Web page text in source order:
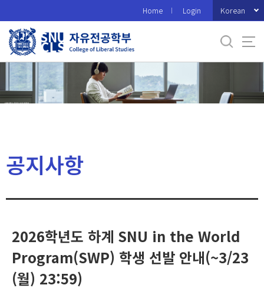
로
메
Home Login Korean
공지사항
2026학년도 하계 SNU in the World
Program(SWP) 학생 선발 안내(~3/23
(월) 23:59)